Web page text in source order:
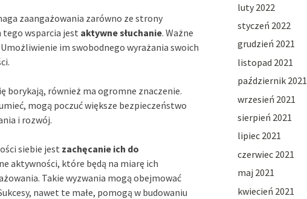
zaangażowania zarówno ze strony
tego wsparcia jest aktywne słuchanie. Ważne
Umożliwienie im swobodnego wyrażania swoich
borykają, również ma ogromne znaczenie.
mogą poczuć większe bezpieczeństwo
i rozwój.
siebie jest zachęcanie ich do
aktywności, które będą na miarę ich
Takie wyzwania mogą obejmować
nawet te małe, pomogą w budowaniu
luty 2022
styczeń 2022
grudzień 2021
listopad 2021
październik 2021
wrzesień 2021
sierpień 2021
lipiec 2021
czerwiec 2021
maj 2021
kwiecień 2021